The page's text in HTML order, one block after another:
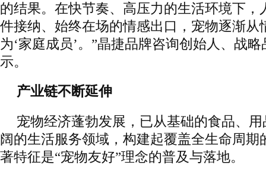
的结果。在快节奏、高压力的生活环境下，
件接纳、始终在场的情感出口，宠物逐渐从
为‘家庭成员’。”晶捷品牌咨询创始人、战
示。
产业链不断延伸
宠物经济蓬勃发展，已从基础的食品、
阔的生活服务领域，构建起覆盖全生命周期
著特征是“宠物友好”理念的普及与落地。